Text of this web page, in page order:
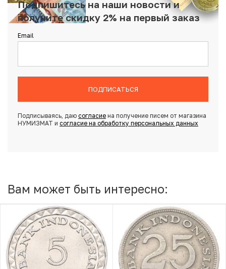
Подпишитесь на наши новости и
получите скидку 2% на первый заказ
Email
ПОДПИСАТЬСЯ
Подписываясь, даю согласиена получение писем от магазина
НУМИЗМАТ и согласие на обработку персональных данных
Вам может быть интересно: